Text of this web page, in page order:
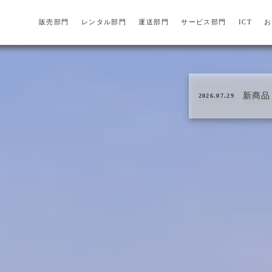
販売部門 レンタル部門 運送部門 サービス部門 ICT
2026.07.29 新商